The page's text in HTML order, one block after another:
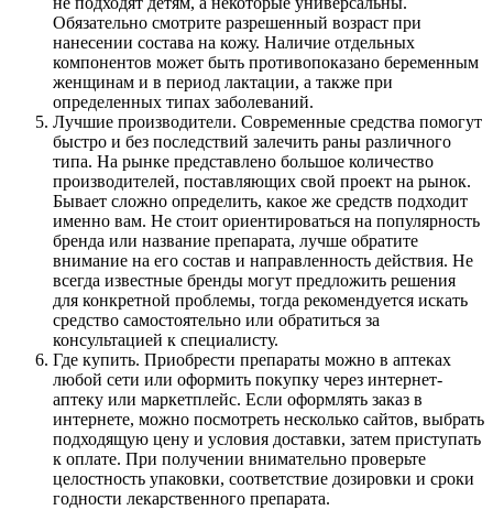
Обязательно смотрите разрешенный возраст при
нанесении состава на кожу. Наличие отдельных
компонентов может быть противопоказано беременным
женщинам и в период лактации, а также при
определенных типах заболеваний.
Лучшие производители. Современные средства помогут
быстро и без последствий залечить раны различного
типа. На рынке представлено большое количество
производителей, поставляющих свой проект на рынок.
Бывает сложно определить, какое же средств подходит
именно вам. Не стоит ориентироваться на популярность
бренда или название препарата, лучше обратите
внимание на его состав и направленность действия. Не
всегда известные бренды могут предложить решения
для конкретной проблемы, тогда рекомендуется искать
средство самостоятельно или обратиться за
консультацией к специалисту.
Где купить. Приобрести препараты можно в аптеках
любой сети или оформить покупку через интернет-
аптеку или маркетплейс. Если оформлять заказ в
интернете, можно посмотреть несколько сайтов, выбрать
подходящую цену и условия доставки, затем приступать
к оплате. При получении внимательно проверьте
целостность упаковки, соответствие дозировки и сроки
годности лекарственного препарата.